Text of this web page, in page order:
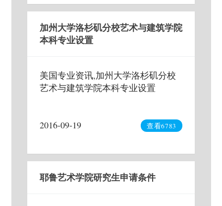
加州大学洛杉矶分校艺术与建筑学院
本科专业设置
美国专业资讯,加州大学洛杉矶分校
艺术与建筑学院本科专业设置
2016-09-19 查看6783
耶鲁艺术学院研究生申请条件